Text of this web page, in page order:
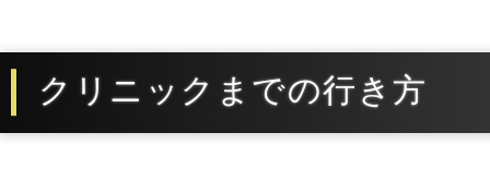
クリニックまでの行き方